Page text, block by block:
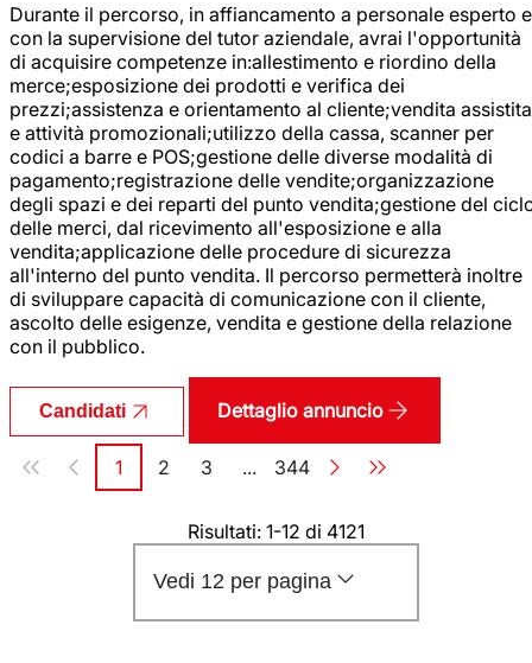
Durante il percorso, in affiancamento a personale esperto e
con la supervisione del tutor aziendale, avrai l'opportunità
di acquisire competenze in:allestimento e riordino della
merce;esposizione dei prodotti e verifica dei
prezzi;assistenza e orientamento al cliente;vendita assistita
e attività promozionali;utilizzo della cassa, scanner per
codici a barre e POS;gestione delle diverse modalità di
pagamento;registrazione delle vendite;organizzazione
degli spazi e dei reparti del punto vendita;gestione del
delle merci, dal ricevimento all'esposizione e alla
vendita;applicazione delle procedure di sicurezza
all'interno del punto vendita. Il percorso permetterà inoltre
di sviluppare capacità di comunicazione con il cliente,
ascolto delle esigenze, vendita e gestione della relazione
con il pubblico.
Candidati Dettaglio annuncio
Paginazione
Pagina
1 Pagina
2 Pagina
3 ... Pagina
344
Risultati: 1-12 di 4121
Vedi 12 per pagina